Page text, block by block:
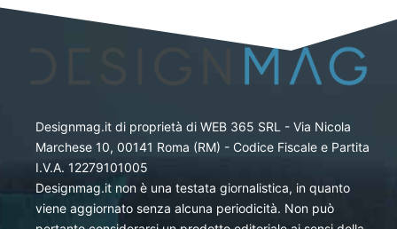
Designmag.it di proprietà di WEB 365 SRL - Via Nicola
Marchese 10, 00141 Roma (RM) - Codice Fiscale e Partita
I.V.A. 12279101005
Designmag.it non è una testata giornalistica, in quanto
viene aggiornato senza alcuna periodicità. Non può